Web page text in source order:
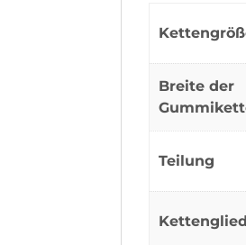
Breite der
Teilung